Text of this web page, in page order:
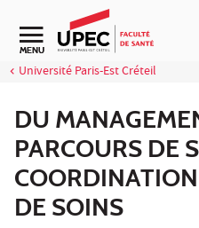
Aller au contenu
Navigation secondaire
MENU
Université Paris-Est Créteil
DU
PARCOURS DE
DE SOINS